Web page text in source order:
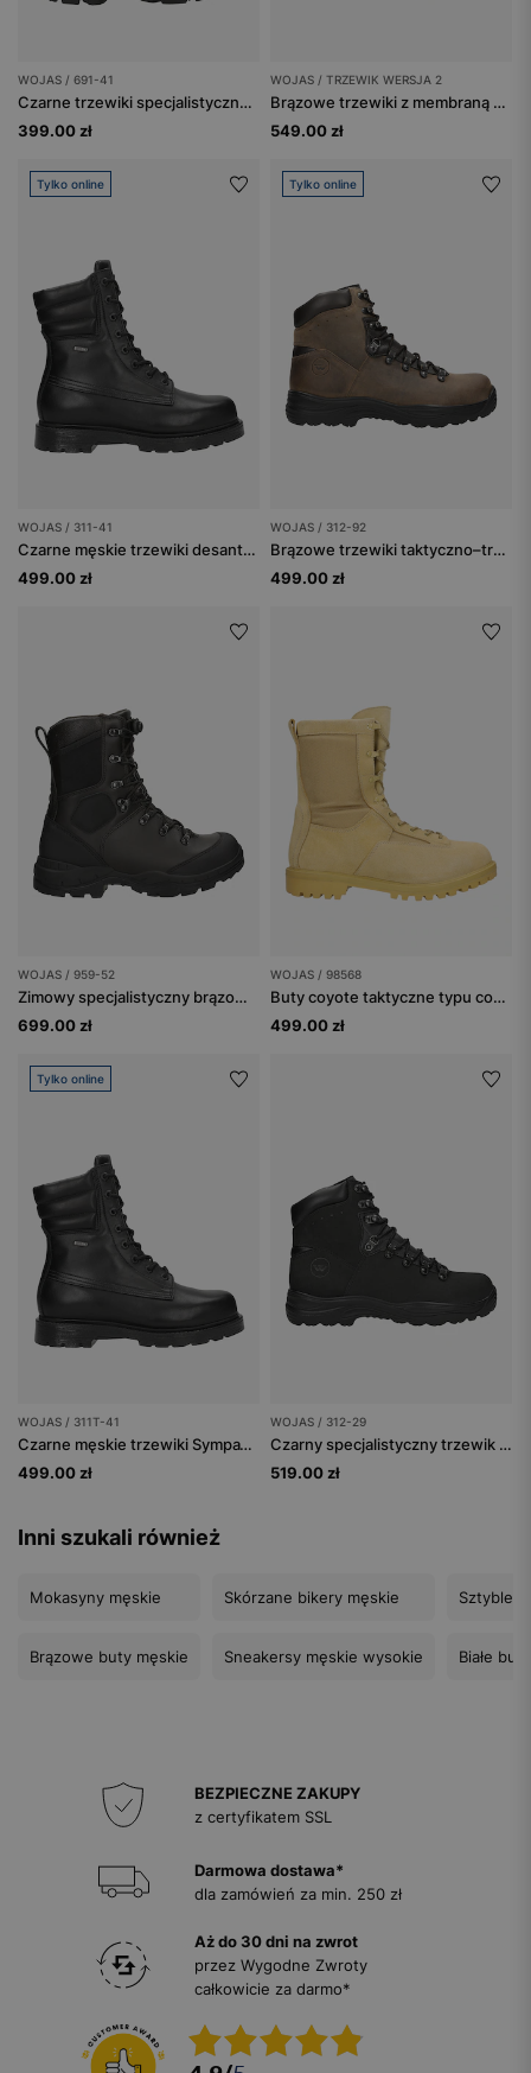
WOJAS / 691-41
Czarne trzewiki specjalistyczne ponad kostkę ze skóry licowej
399.00 zł
WOJAS / TRZEWIK WERSJA 2
Brązowe trzewiki z membraną Sympatex, odporne na przebicie spodu oraz na przemakanie.
549.00 zł
Tylko online
WOJAS / 311-41
Czarne męskie trzewiki desantowe SYMPATEX
499.00 zł
Tylko online
WOJAS / 312-92
Brązowe trzewiki taktyczno–trekkingowe ponad kostkę z membraną Sympatex
499.00 zł
WOJAS / 959-52
Zimowy specjalistyczny brązowy trzewiki nad kostkę
699.00 zł
WOJAS / 98568
Buty coyote taktyczne typu combat z membraną PTFE, odporne na przebicie spodu oraz na przemakanie
499.00 zł
Tylko online
WOJAS / 311T-41
Czarne męskie trzewiki SympaTex
499.00 zł
WOJAS / 312-29
Czarny specjalistyczny trzewik z membraną
519.00 zł
Inni szukali również
Mokasyny męskie
Brązowe buty męskie
Skórzane bikery męskie
Sneakersy męskie wysokie Białe
BEZPIECZNE ZAKUPY
z certyfikatem SSL
Darmowa dostawa*
dla zamówień za min. 250 zł
Aż do 30 dni na zwrot
przez Wygodne Zwroty
całkowicie za darmo*